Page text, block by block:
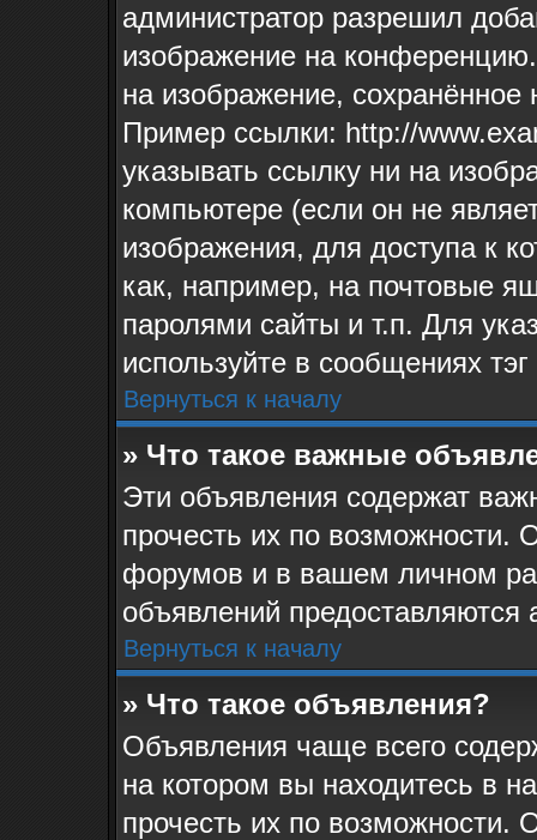
администратор разрешил
изображение на
на изображение,
Пример ссылки: http://
указывать ссылку ни на
компьютере (если он не
изображения, для доступа к
как, например, на почтовые
паролями сайты и т.п. Для
используйте в сообщениях
Вернуться к началу
» Что такое важные
Эти объявления содержат
прочесть их по возможности.
форумов и в вашем личном
объявлений
Вернуться к началу
» Что такое объявления?
Объявления чаще всего
на котором вы находитесь в
прочесть их по возможности.